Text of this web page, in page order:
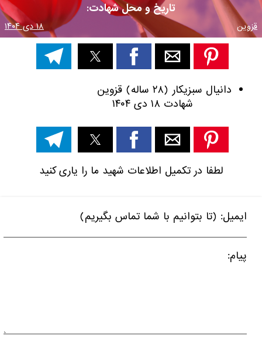
تاریخ و محل شهادت:
قزوین ۱۸ دی ۱۴۰۴
دانیال سبزیکار (۲۸ ساله) قزوین
شهادت ۱۸ دی ۱۴۰۴
لطفا در تکمیل اطلاعات شهید ما را یاری کنید
ایمیل: (تا بتوانیم با شما تماس بگیریم)
پیام: